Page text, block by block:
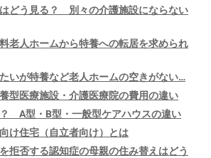
どう見る？ 別々の介護施設にならない
老人ホームから特養への転居を求められ
いが特養など老人ホームの空きがない…
型医療施設・介護医療院の費用の違い
A型・B型・一般型ケアハウスの違い
け住宅（自立者向け）とは
拒否する認知症の母親の住み替えはどう